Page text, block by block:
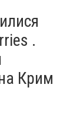
.
Крим